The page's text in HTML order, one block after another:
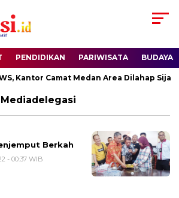
PENDIDIKAN PARIWISATA BUDAYA
Kantor Camat Medan Area Dilahap Sijago
Berkah
- 00:37 WIB